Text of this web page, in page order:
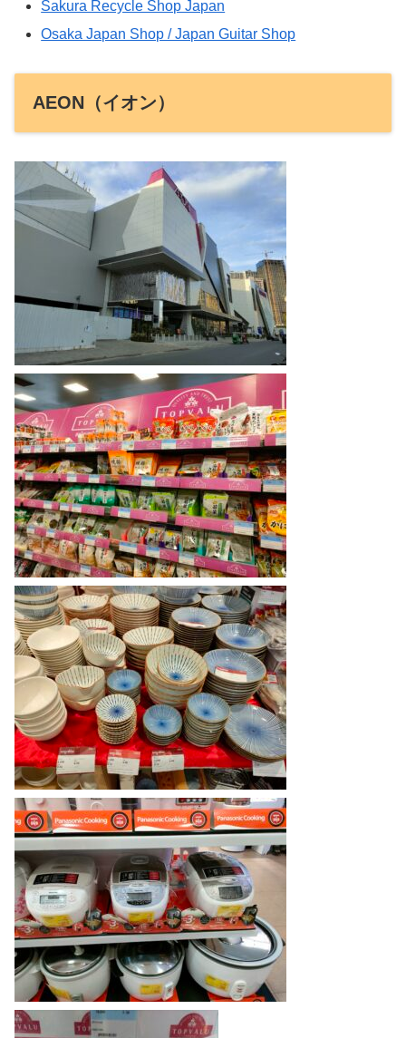
Sakura Recycle Shop Japan
Osaka Japan Shop / Japan Guitar Shop
AEON（イオン）